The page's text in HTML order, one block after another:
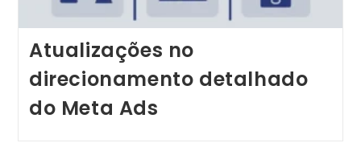
Atualizações no
direcionamento detalhado
do Meta Ads